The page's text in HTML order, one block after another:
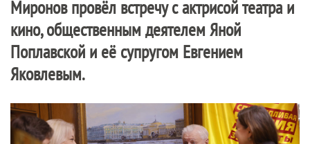
Миронов провёл встречу с актрисой театра и
кино, общественным деятелем Яной
Поплавской и её супругом Евгением
Яковлевым.